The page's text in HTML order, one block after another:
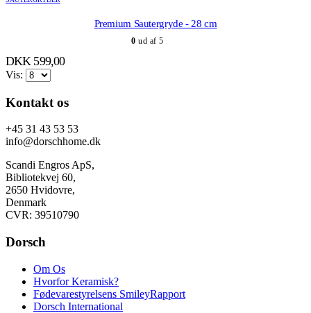
Premium Sautergryde - 28 cm
0 ud af 5
DKK 599,00
Vis:
Kontakt os
+45 31 43 53 53
info@dorschhome.dk
Scandi Engros ApS,
Bibliotekvej 60,
2650 Hvidovre,
Denmark
CVR: 39510790
Dorsch
Om Os
Hvorfor Keramisk?
Fødevarestyrelsens SmileyRapport
Dorsch International